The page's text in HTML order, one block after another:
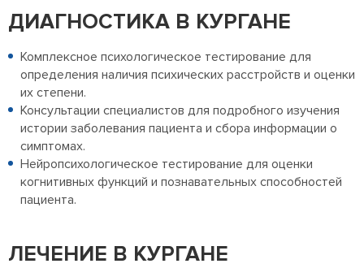
ДИАГНОСТИКА В КУРГАНЕ
Комплексное психологическое тестирование для
определения наличия психических расстройств и оценки
их степени.
Консультации специалистов для подробного изучения
истории заболевания пациента и сбора информации о
симптомах.
Нейропсихологическое тестирование для оценки
когнитивных функций и познавательных способностей
пациента.
ЛЕЧЕНИЕ В КУРГАНЕ